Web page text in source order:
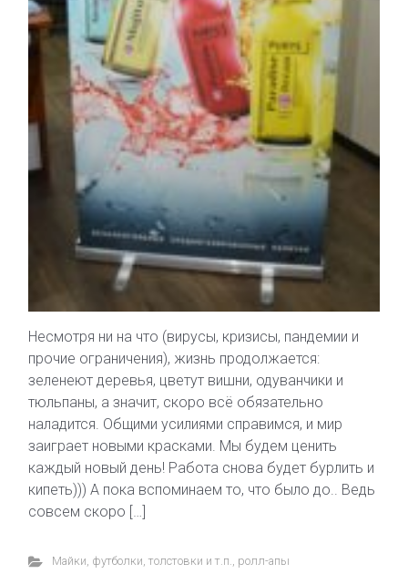
Несмотря ни на что (вирусы, кризисы, пандемии и
прочие ограничения), жизнь продолжается:
зеленеют деревья, цветут вишни, одуванчики и
тюльпаны, а значит, скоро всё обязательно
наладится. Общими усилиями справимся, и мир
заиграет новыми красками. Мы будем ценить
каждый новый день! Работа снова будет бурлить и
кипеть))) А пока вспоминаем то, что было до.. Ведь
совсем скоро […]
Майки, футболки, толстовки и т.п. ролл-апы